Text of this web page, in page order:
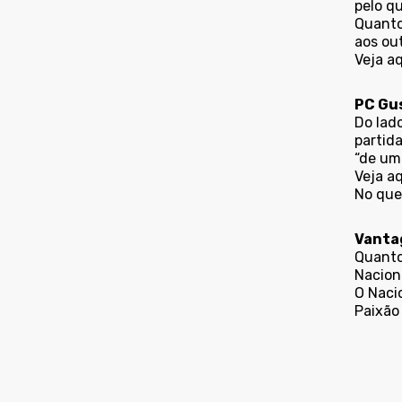
pelo
aos
Veja
PC
Do
“de
Veja
No
O
Paixão